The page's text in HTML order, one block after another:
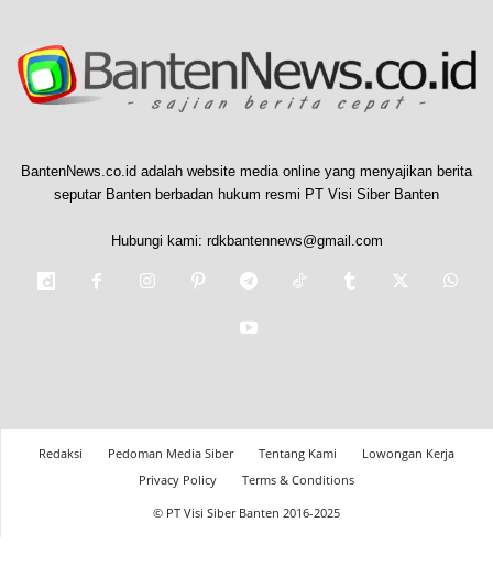
BantenNews.co.id adalah website media online yang menyajikan berita
seputar Banten berbadan hukum resmi PT Visi Siber Banten
Hubungi kami: rdkbantennews@gmail.com
Redaksi Pedoman Media Siber Tentang Kami
Lowongan Kerja
Privacy Policy
Terms & Conditions
© PT Visi Siber Banten 2016-2025